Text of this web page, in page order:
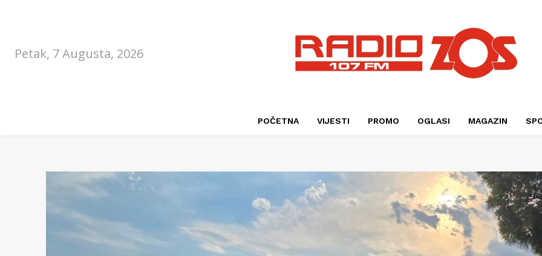
Petak, 7 Augusta, 2026
POČETNA VIJESTI PROMO OGLASI MAGAZIN